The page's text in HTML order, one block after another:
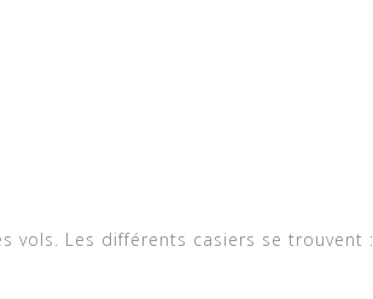
vols. Les différents casiers se trouvent :